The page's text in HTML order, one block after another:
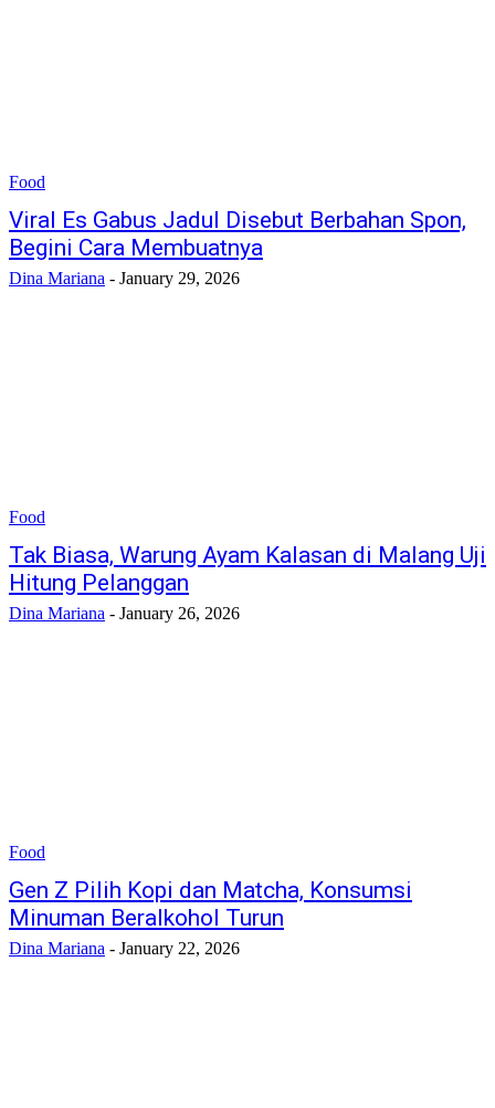
Food
Viral Es Gabus Jadul Disebut Berbahan Spon,
Begini Cara Membuatnya
Dina Mariana - January 29, 2026
Food
Tak Biasa, Warung Ayam Kalasan di Malang Uji
Hitung Pelanggan
Dina Mariana - January 26, 2026
Food
Gen Z Pilih Kopi dan Matcha, Konsumsi
Minuman Beralkohol Turun
Dina Mariana - January 22, 2026